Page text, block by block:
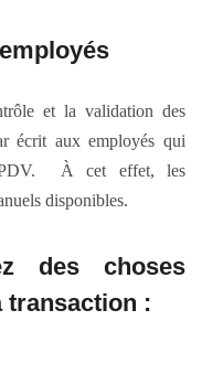
et la validation des
écrit aux employés qui
PDV. À cet effet, les
disponibles.
des choses
transaction :